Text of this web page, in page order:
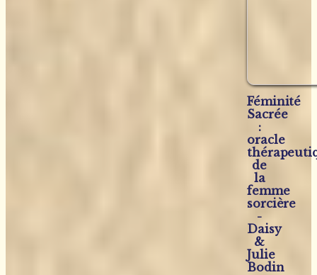
Féminité
Sacrée
:
oracle
de
la
femme
sorcière
-
Daisy
&
Julie
Bodin